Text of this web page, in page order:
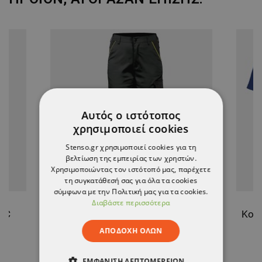
28,52 €
Αυτός ο ιστότοπος
χρησιμοποιεί cookies
Stenso.gr χρησιμοποιεί cookies για τη
βελτίωση της εμπειρίας των χρηστών.
Χρησιμοποιώντας τον ιστότοπό μας, παρέχετε
τη συγκατάθεσή σας για όλα τα cookies
σύμφωνα με την Πολιτική μας για τα cookies.
Διαβάστε περισσότερα
ΑΠΟΔΟΧΉ ΌΛΩΝ